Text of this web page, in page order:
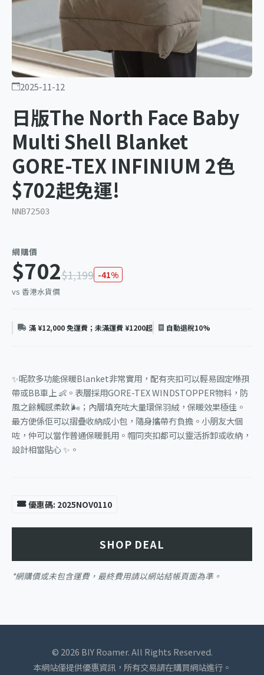
2025-11-12
日版The North Face Baby
Multi Shell Blanket
GORE-TEX INFINIUM 2色
$702起免運!
NNB72503
網購價
$702$1,199 -41%
vs 香港水貨價
滿 ¥12,000 免運費；未滿運費 ¥1200起 自動退稅10%
✨呢款多功能保暖Blanket非常實用，配有夾扣可以輕易固定喺孭
帶或BB車上 👶。表層採用GORE-TEX WINDSTOPPER物料，防
風之餘觸感柔軟 🌬️；內層填充咗大量環保羽絨，保暖效果極佳。
最方便係佢可以摺疊收納成小包，隨身攜帶冇負擔。小朋友大個
咗，仲可以當作普通保暖氈用。帽同夾扣都可以靈活拆卸或收納，
設計相當貼心 ✨。
優惠碼: 2025NOV0110
SHOP DEAL
*網購價或未包含運費，最終費用請以網站結帳頁面為準。
© 2026 BIY Roamer. All Rights Reserved.
本網站僅提供優惠資訊，所有交易請在購買網站進行。